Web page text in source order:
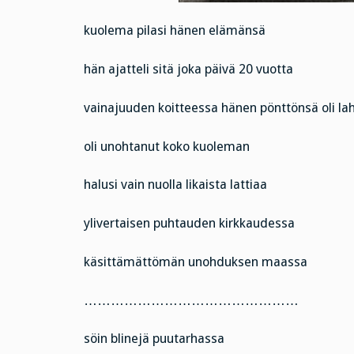
kuolema pilasi hänen elämänsä
hän ajatteli sitä joka päivä 20 vuotta
vainajuuden koitteessa hänen pönttönsä oli
oli unohtanut koko kuoleman
halusi vain nuolla likaista lattiaa
ylivertaisen puhtauden kirkkaudessa
käsittämättömän unohduksen maassa
…………………………………………
söin blinejä puutarhassa